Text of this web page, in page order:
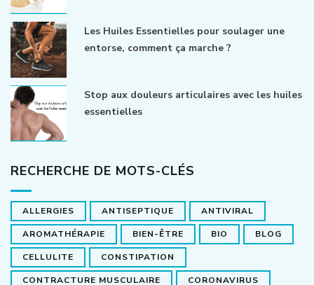
Les Huiles Essentielles pour soulager une
entorse, comment ça marche ?
Stop aux douleurs articulaires avec les huiles
essentielles
RECHERCHE DE MOTS-CLÉS
ALLERGIES ANTISEPTIQUE ANTIVIRAL
AROMATHÉRAPIE BIEN-ÊTRE BIO BLOG
CELLULITE CONSTIPATION
CONTRACTURE MUSCULAIRE CORONAVIRUS